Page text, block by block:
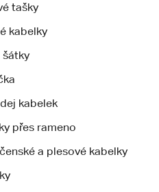
tašky
kabelky
šátky
kabelek
přes rameno
a plesové kabelky